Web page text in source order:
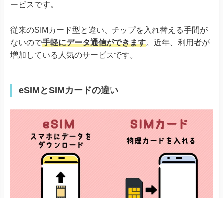
ービスです。
従来のSIMカード型と違い、チップを入れ替える手間が
ないので手軽にデータ通信ができます。近年、利用者が
増加している人気のサービスです。
eSIMとSIMカードの違い